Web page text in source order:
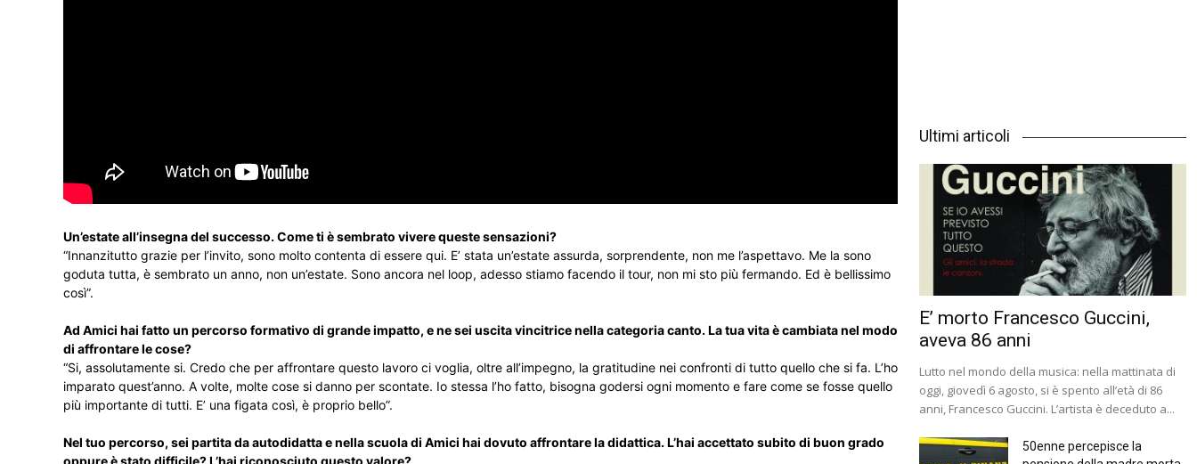
Un’estate all’insegna del successo. Come ti è sembrato vivere queste sensazioni?
“Innanzitutto grazie per l’invito, sono molto contenta di essere qui. E’ stata un’estate assurda, sorprendente, non me l’aspettavo. Me la sono
goduta tutta, è sembrato un anno, non un’estate. Sono ancora nel loop, adesso stiamo facendo il tour, non mi sto più fermando. Ed è bellissimo
così”.
Ad Amici hai fatto un percorso formativo di grande impatto, e ne sei uscita vincitrice nella categoria canto. La tua vita è cambiata nel modo
di affrontare le cose?
“Si, assolutamente si. Credo che per affrontare questo lavoro ci voglia, oltre all’impegno, la gratitudine nei confronti di tutto quello che si fa. L’ho
imparato quest’anno. A volte, molte cose si danno per scontate. Io stessa l’ho fatto, bisogna godersi ogni momento e fare come se fosse quello
più importante di tutti. E’ una figata così, è proprio bello”.
Nel tuo percorso, sei partita da autodidatta e nella scuola di Amici hai dovuto affrontare la didattica. L’hai accettato subito di buon grado
oppure è stato difficile? L’hai riconosciuto questo valore?
Ultimi articoli
E’ morto Francesco Guccini,
aveva 86 anni
Lutto nel mondo della musica: nella mattinata di
oggi, giovedì 6 agosto, si è spento all’età di 86
anni, Francesco Guccini. L’artista è deceduto a...
50enne percepisce la